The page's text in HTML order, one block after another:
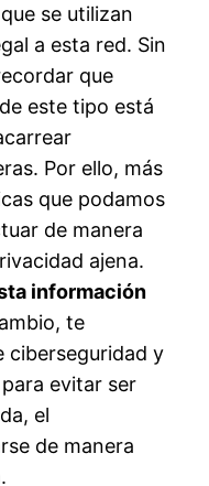
se utilizan
a esta red. Sin
que
este tipo está
Por ello, más
que podamos
de manera
ajena.
información
te
ciberseguridad y
evitar ser
el
de manera